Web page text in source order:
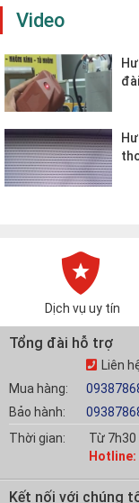
Dịch vụ uy tín
Tổng đài hỗ trợ
Mua hàng:
Liên
Thời gian:
Từ 7h30
Hotline:
Kết nối với chúng